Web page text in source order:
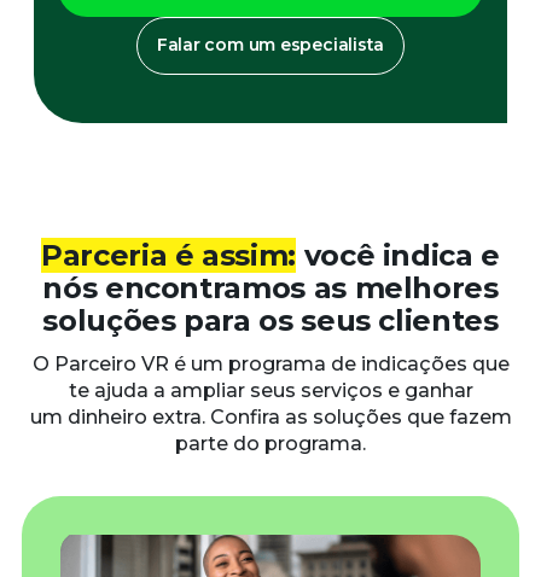
Falar com um especialista
Parceria é assim: você indica e
nós encontramos as melhores
soluções para os seus clientes
O Parceiro VR é um programa de indicações que
te ajuda a ampliar seus serviços e ganhar
um dinheiro extra. Confira as soluções que fazem
parte do programa.